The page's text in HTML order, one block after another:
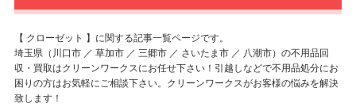
【 クローゼット 】に関する記事一覧ページです。
埼玉県（川口市 ／ 草加市 ／ 三郷市 ／ さいたま市 ／ 八潮市）の不用品回
収・買取はクリーンワークスにお任せ下さい！引越しなどで不用品処分にお
困りの方はお気軽にご相談下さい。クリーンワークスがお客様の悩みを解決
致します！